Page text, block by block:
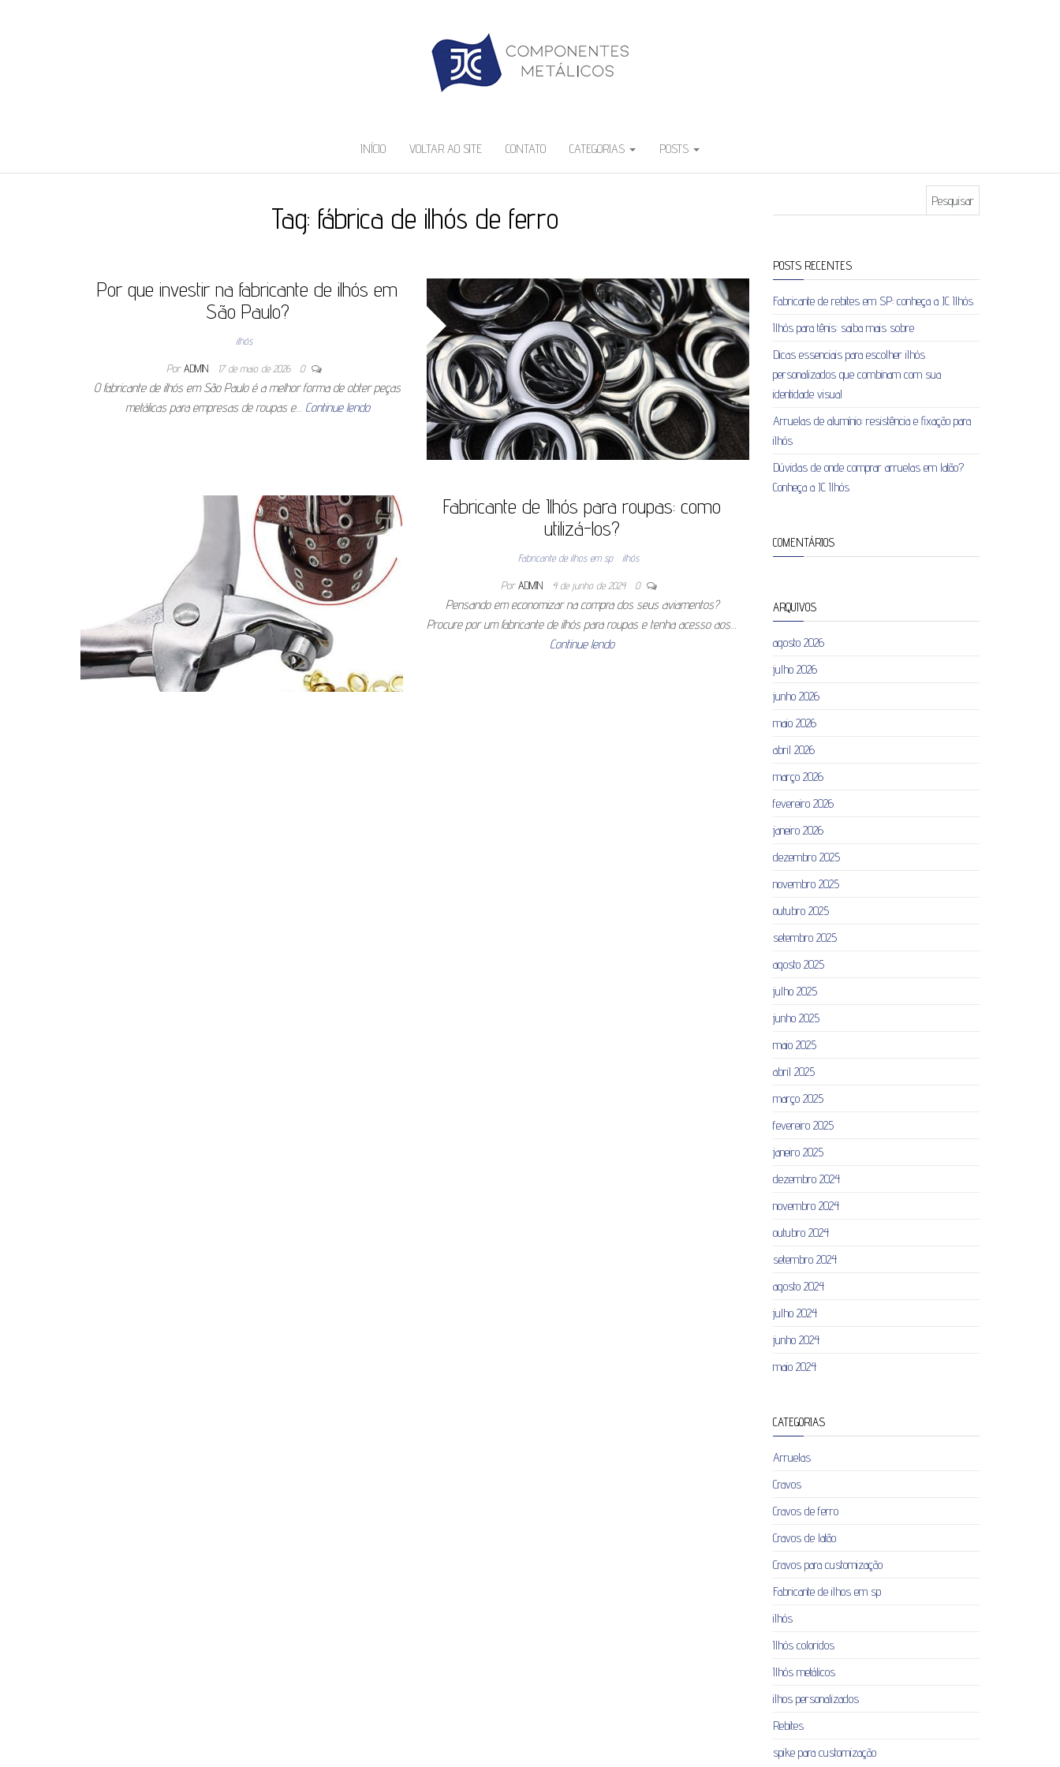
INÍCIO VOLTAR AO SITE CONTATO CATEGORIAS POSTS
Tag: fábrica de ilhós de ferro
Por que investir na fabricante de ilhós em
São Paulo?
ilhós
Por ADMIN 17 de maio de 2026 0
O fabricante de ilhós em São Paulo é a melhor forma de obter peças
metálicas para empresas de roupas e… Continue lendo
Fabricante de Ilhós para roupas: como
utilizá-los?
Fabricante de ilhos em sp ilhós
Por ADMIN 4 de junho de 2024 0
Pensando em economizar na compra dos seus aviamentos?
Procure por um fabricante de ilhós para roupas e tenha acesso aos…
Continue lendo
POSTS RECENTES
Fabricante de rebites em SP: conheça a JC Ilhós
Ilhós para tênis: saiba mais sobre
Dicas essenciais para escolher ilhós
personalizados que combinam com sua
identidade visual
Arruelas de alumínio: resistência e fixação para
ilhós
Dúvidas de onde comprar arruelas em latão?
Conheça a JC Ilhós
COMENTÁRIOS
ARQUIVOS
agosto 2026
julho 2026
junho 2026
maio 2026
abril 2026
março 2026
fevereiro 2026
janeiro 2026
dezembro 2025
novembro 2025
outubro 2025
setembro 2025
agosto 2025
julho 2025
junho 2025
maio 2025
abril 2025
março 2025
fevereiro 2025
janeiro 2025
dezembro 2024
novembro 2024
outubro 2024
setembro 2024
agosto 2024
julho 2024
junho 2024
maio 2024
CATEGORIAS
Arruelas
Cravos
Cravos de ferro
Cravos de latão
Cravos para customização
Fabricante de ilhos em sp
ilhós
Ilhós coloridos
Ilhós metálicos
ilhos personalizados
Rebites
spike para customização